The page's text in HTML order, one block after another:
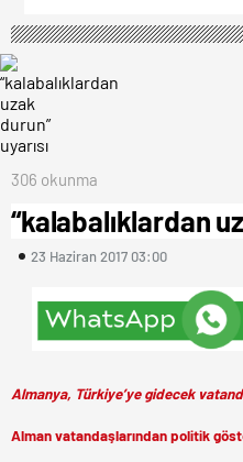
306 okunma
“kalabalıklardan
23 Haziran 2017 03:00
Almanya, Türkiye’ye gidecek
Alman vatandaşlarından politik